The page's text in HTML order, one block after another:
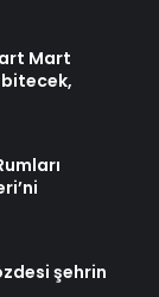
Mart
şehrin